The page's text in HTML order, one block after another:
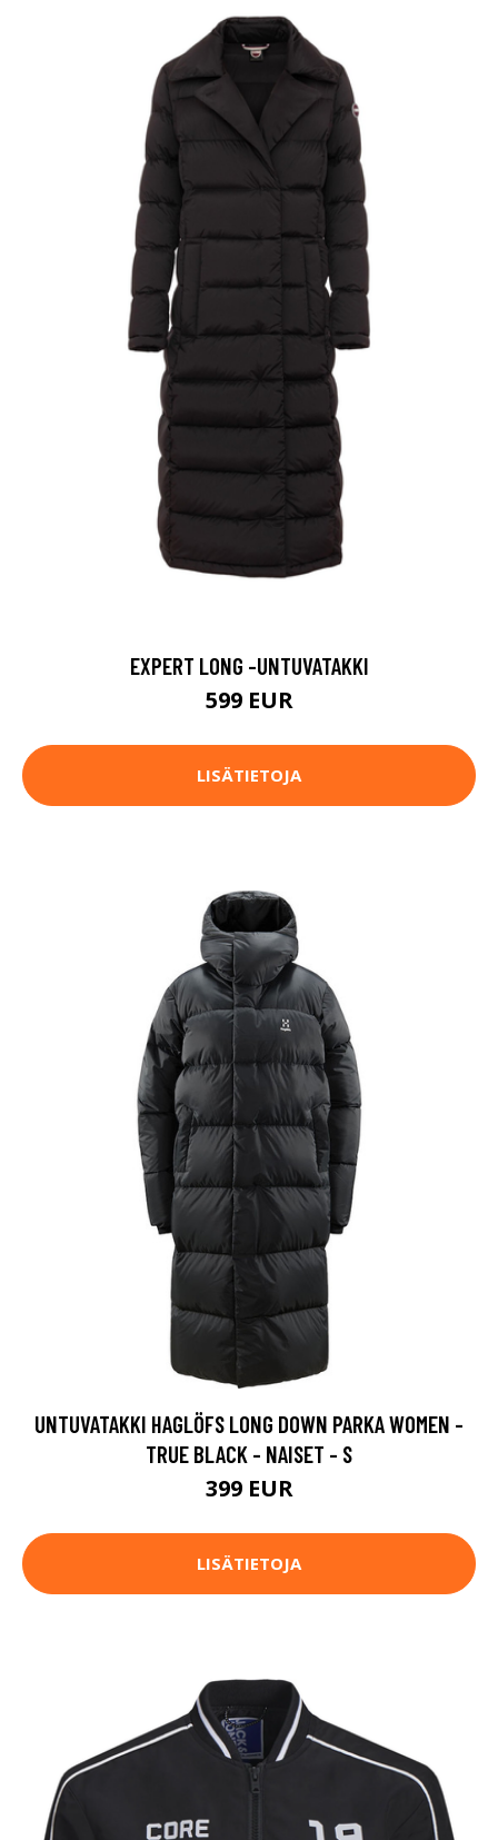
EXPERT LONG -UNTUVATAKKI
599 EUR
LISÄTIETOJA
UNTUVATAKKI HAGLÖFS LONG DOWN PARKA WOMEN -
TRUE BLACK - NAISET - S
399 EUR
LISÄTIETOJA